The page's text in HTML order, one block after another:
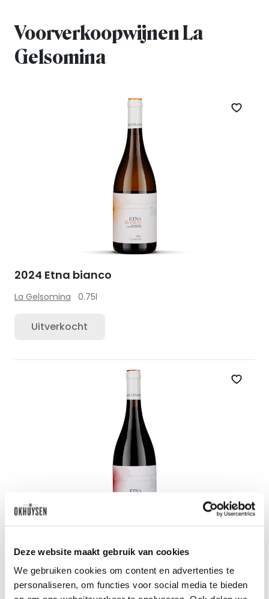
Deze website maakt gebruik van cookies
We gebruiken cookies om content en advertenties te
personaliseren, om functies voor social media te bieden
Voorverkoopwijnen La
Gelsomina
Zet
2024 Etna bianco
La Gelsomina 0.75l
Uitverkocht
Zet
2022 Etna rosso
La Gelsomina 0.75l